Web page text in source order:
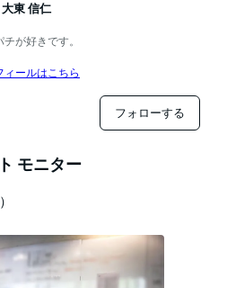
大東 信仁
チが好きです。
ィールはこちら
フォローする
モニター